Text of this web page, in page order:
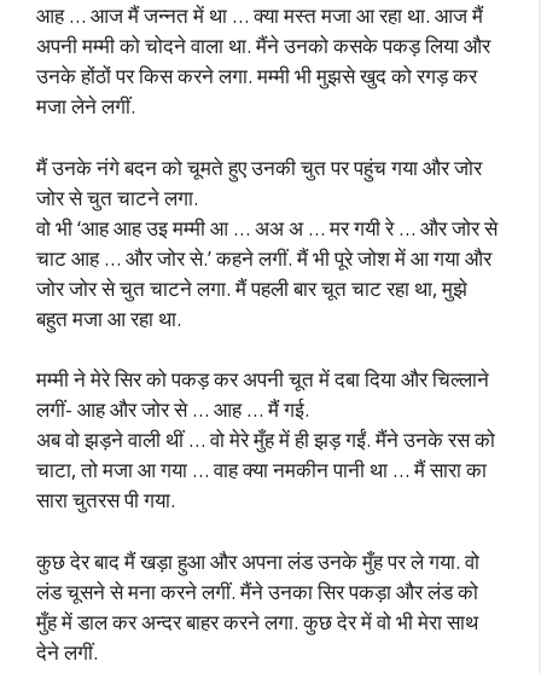
आह … आज मैं जन्नत में था … क्या मस्त मजा आ रहा था. आज मैं
अपनी मम्मी को चोदने वाला था. मैंने उनको कसके पकड़ लिया और
उनके होंठों पर किस करने लगा. मम्मी भी मुझसे खुद को रगड़ कर
मजा लेने लगीं.
मैं उनके नंगे बदन को चूमते हुए उनकी चुत पर पहुंच गया और जोर
जोर से चुत चाटने लगा.
वो भी ‘आह आह उइ मम्मी आ … अअ अ … मर गयी रे … और जोर से
चाट आह … और जोर से.’ कहने लगीं. मैं भी पूरे जोश में आ गया और
जोर जोर से चुत चाटने लगा. मैं पहली बार चूत चाट रहा था, मुझे
बहुत मजा आ रहा था.
मम्मी ने मेरे सिर को पकड़ कर अपनी चूत में दबा दिया और चिल्लाने
लगीं- आह और जोर से … आह … मैं गई.
अब वो झड़ने वाली थीं … वो मेरे मुँह में ही झड़ गईं. मैंने उनके रस को
चाटा, तो मजा आ गया … वाह क्या नमकीन पानी था … मैं सारा का
सारा चुतरस पी गया.
कुछ देर बाद मैं खड़ा हुआ और अपना लंड उनके मुँह पर ले गया. वो
लंड चूसने से मना करने लगीं. मैंने उनका सिर पकड़ा और लंड को
मुँह में डाल कर अन्दर बाहर करने लगा. कुछ देर में वो भी मेरा साथ
देने लगीं.